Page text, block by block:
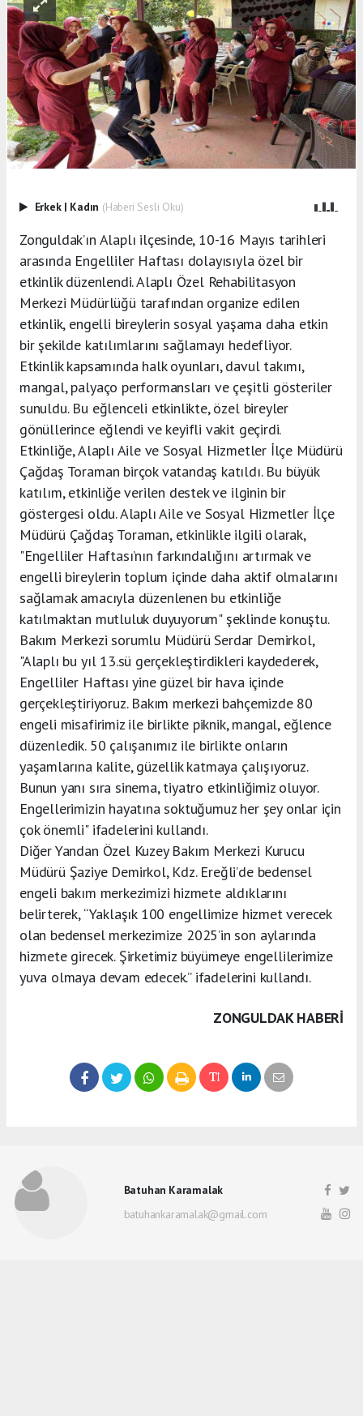
Erkek | Kadın (Haberi Sesli Oku)
Zonguldak’ın Alaplı ilçesinde, 10-16 Mayıs tarihleri
arasında Engelliler Haftası dolayısıyla özel bir
etkinlik düzenlendi. Alaplı Özel Rehabilitasyon
Merkezi Müdürlüğü tarafından organize edilen
etkinlik, engelli bireylerin sosyal yaşama daha etkin
bir şekilde katılımlarını sağlamayı hedefliyor.
Etkinlik kapsamında halk oyunları, davul takımı,
mangal, palyaço performansları ve çeşitli gösteriler
sunuldu. Bu eğlenceli etkinlikte, özel bireyler
gönüllerince eğlendi ve keyifli vakit geçirdi.
Etkinliğe, Alaplı Aile ve Sosyal Hizmetler İlçe Müdürü
Çağdaş Toraman birçok vatandaş katıldı. Bu büyük
katılım, etkinliğe verilen destek ve ilginin bir
göstergesi oldu. Alaplı Aile ve Sosyal Hizmetler İlçe
Müdürü Çağdaş Toraman, etkinlikle ilgili olarak,
"Engelliler Haftası’nın farkındalığını artırmak ve
engelli bireylerin toplum içinde daha aktif olmalarını
sağlamak amacıyla düzenlenen bu etkinliğe
katılmaktan mutluluk duyuyorum" şeklinde konuştu.
Bakım Merkezi sorumlu Müdürü Serdar Demirkol,
"Alaplı bu yıl 13.sü gerçekleştirdikleri kaydederek,
Engelliler Haftası yine güzel bir hava içinde
gerçekleştiriyoruz. Bakım merkezi bahçemizde 80
engeli misafirimiz ile birlikte piknik, mangal, eğlence
düzenledik. 50 çalışanımız ile birlikte onların
yaşamlarına kalite, güzellik katmaya çalışıyoruz.
Bunun yanı sıra sinema, tiyatro etkinliğimiz oluyor.
Engellerimizin hayatına soktuğumuz her şey onlar için
çok önemli" ifadelerini kullandı.
Diğer Yandan Özel Kuzey Bakım Merkezi Kurucu
Müdürü Şaziye Demirkol, Kdz. Ereğli’de bedensel
engeli bakım merkezimizi hizmete aldıklarını
belirterek, “Yaklaşık 100 engellimize hizmet verecek
olan bedensel merkezimize 2025’in son aylarında
hizmete girecek. Şirketimiz büyümeye engellilerimize
yuva olmaya devam edecek.” ifadelerini kullandı.
ZONGULDAK HABERİ
Batuhan Karamalak
batuhankaramalak@gmail.com